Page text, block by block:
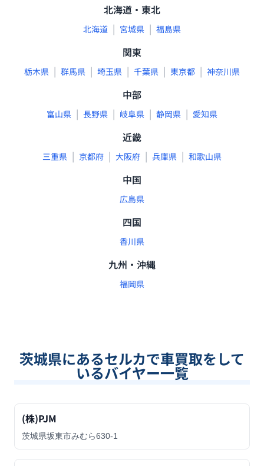
北海道・東北
北海道 | 宮城県 | 福島県
関東
栃木県 | 群馬県 | 埼玉県 | 千葉県 | 東京都 | 神奈川県
中部
富山県 | 長野県 | 岐阜県 | 静岡県 | 愛知県
近畿
三重県 | 京都府 | 大阪府 | 兵庫県 | 和歌山県
中国
広島県
四国
香川県
九州・沖縄
福岡県
茨城県にあるセルカで車買取をして
いるバイヤー一覧
(株)PJM
茨城県坂東市みむら630-1